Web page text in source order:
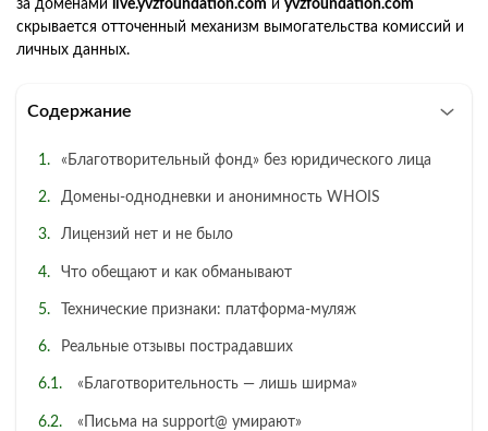
за доменами live.yvzfoundation.com и yvzfoundation.com
скрывается отточенный механизм вымогательства комиссий и
личных данных.
Содержание
«Благотворительный фонд» без юридического лица
Домены‑однодневки и анонимность WHOIS
Лицензий нет и не было
Что обещают и как обманывают
Технические признаки: платформа‑муляж
Реальные отзывы пострадавших
«Благотворительность — лишь ширма»
«Письма на support@ умирают»